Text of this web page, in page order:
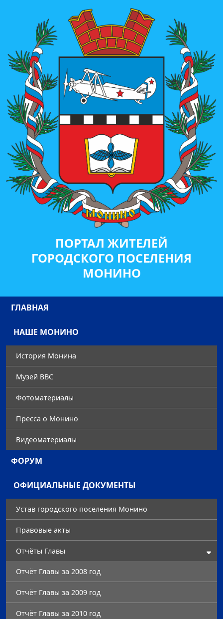
ПОРТАЛ ЖИТЕЛЕЙ
ГОРОДСКОГО ПОСЕЛЕНИЯ
МОНИНО
ГЛАВНАЯ
НАШЕ МОНИНО
История Монина
Музей ВВС
Фотоматериалы
Преccа о Монино
Видеоматериалы
ФОРУМ
ОФИЦИАЛЬНЫЕ ДОКУМЕНТЫ
Устав городского поселения Монино
Правовые акты
Отчёты Главы
Отчёт Главы за 2008 год
Отчёт Главы за 2009 год
Отчёт Главы за 2010 год